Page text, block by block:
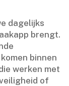
dagelijks
brengt.​
binnen
werken met
of